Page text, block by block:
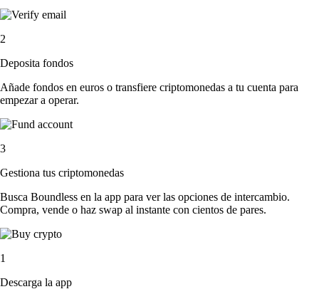
2
Deposita fondos
Añade fondos en euros o transfiere criptomonedas a tu cuenta para
empezar a operar.
3
Gestiona tus criptomonedas
Busca Boundless en la app para ver las opciones de intercambio.
Compra, vende o haz swap al instante con cientos de pares.
1
Descarga la app